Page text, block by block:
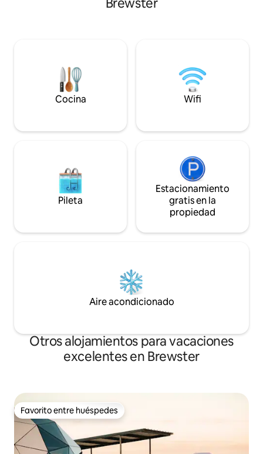
pequeña. * Baño completo y baño de
estrellas! *¡Ven a disfrutar de esta joya
única del desierto, crea recuerdos para
toda la vida!
fascinante a solo
entrada de Big
Town y sus
Cocina Wifi
Pileta
Estacionamiento
gratis en la
propiedad
Aire acondicionado
Otros alojamientos para vacaciones
excelentes en Brewster
Favorito entre huéspedes
Favorito entre huéspedes